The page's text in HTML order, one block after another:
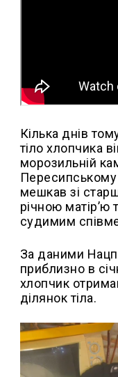
Кілька днів
тіло хлопчика
морозильній
мешкав зі
річною матір’ю
судимим
За даними
приблизно в
хлопчик
ділянок тіла.